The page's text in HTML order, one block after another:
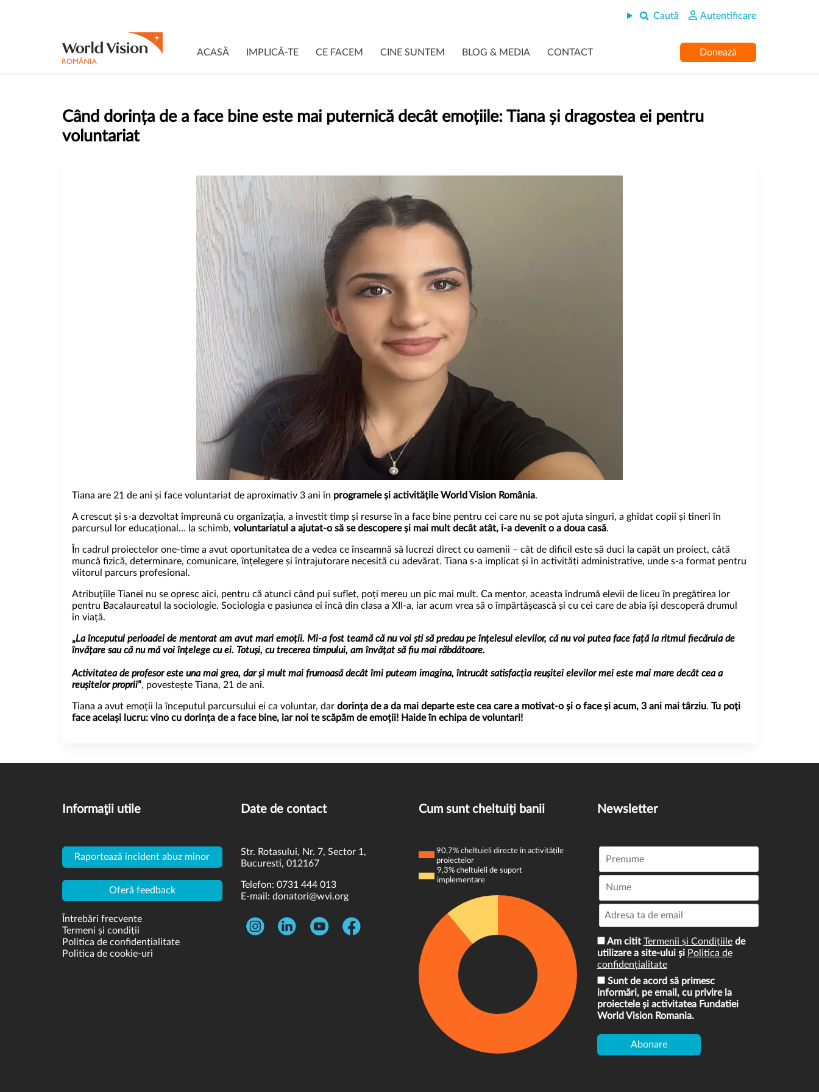
Caută Autentificare
ACASĂ IMPLICĂ-TE CE FACEM CINE SUNTEM BLOG & MEDIA CONTACT Donează
Când dorința de a face bine este mai puternică decât emoțiile: Tiana și dragostea ei pentru
voluntariat
Tiana are 21 de ani și face voluntariat de aproximativ 3 ani în programele și activitățile World Vision România.
A crescut și s-a dezvoltat împreună cu organizația, a investit timp și resurse în a face bine pentru cei care nu se pot ajuta singuri, a ghidat copii și tineri în
parcursul lor educațional… la schimb, voluntariatul a ajutat-o să se descopere și mai mult decât atât, i-a devenit o a doua casă.
În cadrul proiectelor one-time a avut oportunitatea de a vedea ce înseamnă să lucrezi direct cu oamenii – cât de dificil este să duci la capăt un proiect, câtă
muncă fizică, determinare, comunicare, înțelegere și întrajutorare necesită cu adevărat. Tiana s-a implicat și în activități administrative, unde s-a format pentru
viitorul parcurs profesional.
Atribuțiile Tianei nu se opresc aici, pentru că atunci când pui suflet, poți mereu un pic mai mult. Ca mentor, aceasta îndrumă elevii de liceu în pregătirea lor
pentru Bacalaureatul la sociologie. Sociologia e pasiunea ei încă din clasa a XII-a, iar acum vrea să o împărtășească și cu cei care de abia își descoperă drumul
în viață.
„La începutul perioadei de mentorat am avut mari emoții. Mi-a fost teamă că nu voi ști să predau pe înțelesul elevilor, că nu voi putea face față la ritmul fiecăruia de
învățare sau că nu mă voi înțelege cu ei. Totuși, cu trecerea timpului, am învățat să fiu mai răbdătoare.
Activitatea de profesor este una mai grea, dar și mult mai frumoasă decât îmi puteam imagina, întrucât satisfacția reușitei elevilor mei este mai mare decât cea a
reușitelor proprii”, povestește Tiana, 21 de ani.
Tiana a avut emoții la începutul parcursului ei ca voluntar, dar dorința de a da mai departe este cea care a motivat-o și o face și acum, 3 ani mai târziu. Tu poți
face același lucru: vino cu dorința de a face bine, iar noi te scăpăm de emoții! Haide în echipa de voluntari!
Informaţii utile
Raportează incident abuz minor
Oferă feedback
Întrebări frecvente
Termeni și condiții
Politica de confidențialitate
Politica de cookie-uri
Date de contact
Str. Rotasului, Nr. 7, Sector 1,
Bucuresti, 012167
Telefon: 0731 444 013
E-mail: donatori@wvi.org
Cum sunt cheltuiţi banii
90,7% cheltuieli directe în activitățile
proiectelor
9,3% cheltuieli de suport
implementare
Newsletter
Am citit Termenii și Condițiilede
utilizare a site-ului și Politica de
confidențialitate
Sunt de acord să primesc
informări, pe email, cu privire la
proiectele și activitatea Fundatiei
World Vision Romania.